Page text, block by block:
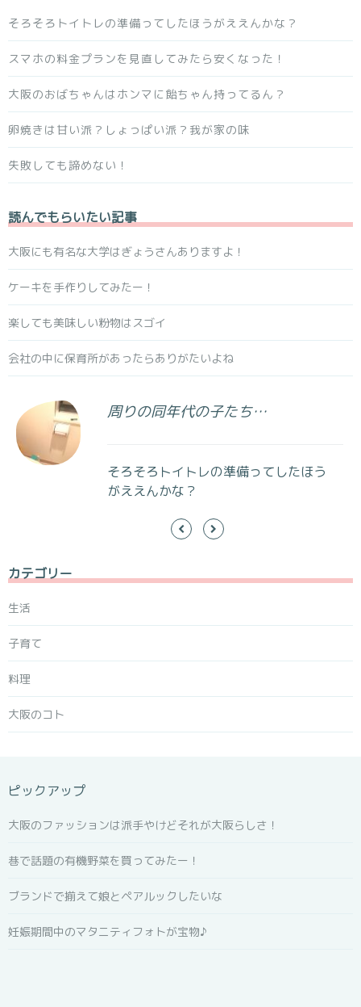
そろそろトイトレの準備ってしたほうがええんかな？
スマホの料金プランを見直してみたら安くなった！
大阪のおばちゃんはホンマに飴ちゃん持ってるん？
卵焼きは甘い派？しょっぱい派？我が家の味
失敗しても諦めない！
読んでもらいたい記事
大阪にも有名な大学はぎょうさんありますよ！
ケーキを手作りしてみたー！
楽しても美味しい粉物はスゴイ
会社の中に保育所があったらありがたいよね
周りの同年代の子たち…
そろそろトイトレの準備ってしたほう
がええんかな？
カテゴリー
生活
子育て
料理
大阪のコト
ピックアップ
大阪のファッションは派手やけどそれが大阪らしさ！
巷で話題の有機野菜を買ってみたー！
ブランドで揃えて娘とペアルックしたいな
妊娠期間中のマタニティフォトが宝物♪